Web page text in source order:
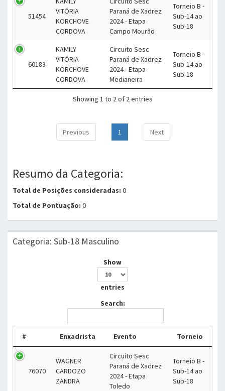
51454
VITÓRIA
KORCHOVE
CORDOVA
Paraná de Xadrez
2024 - Etapa
Campo Mourão
Torneio B -
Sub-14 ao
Sub-18
60183
KAMILY
VITÓRIA
KORCHOVE
CORDOVA
Circuito Sesc
Paraná de Xadrez
2024 - Etapa
Medianeira
Torneio B -
Sub-14 ao
Sub-18
Showing 1 to 2 of 2 entries
Previous 1 Next
Resumo da Categoria:
Total de Posições consideradas: 0
Total de Pontuação: 0
Categoria: Sub-18 Masculino
Show
entries
Search:
# Enxadrista Evento Torneio
76070
WAGNER
CARDOZO
ZANDRA
Circuito Sesc
Paraná de Xadrez
2024 - Etapa
Toledo
Torneio B -
Sub-14 ao
Sub-18